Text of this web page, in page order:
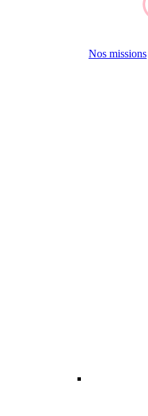
Nos missions